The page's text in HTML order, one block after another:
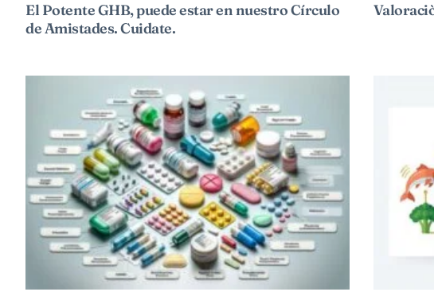
El Potente GHB, puede estar en nuestro Círculo
de Amistades. Cuidate.